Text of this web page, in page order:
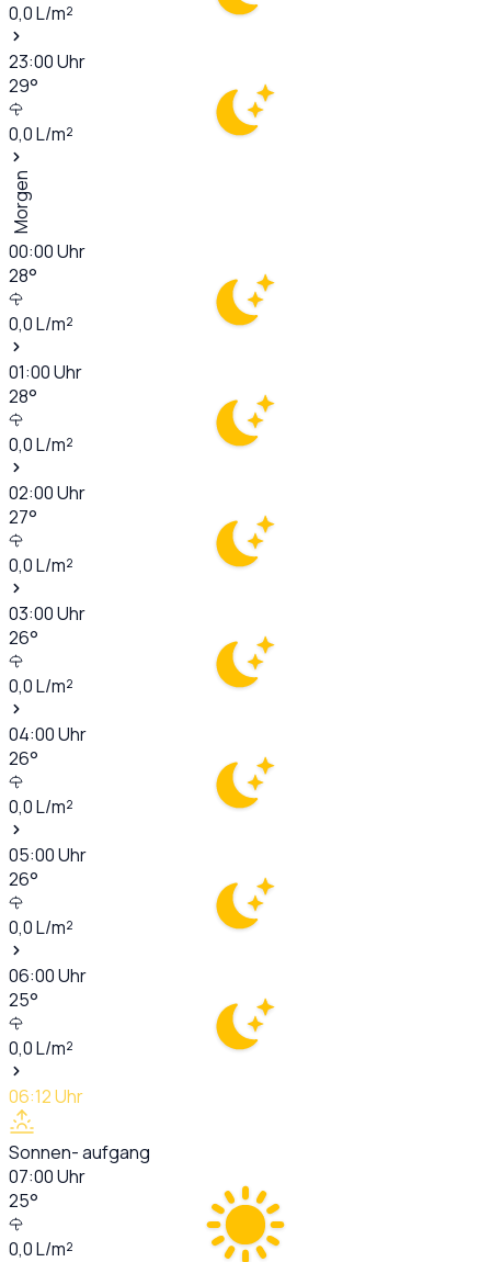
0,0L/m²
23:00Uhr
29°
0,0L/m²
Morgen
00:00Uhr
28°
0,0L/m²
01:00Uhr
28°
0,0L/m²
02:00Uhr
27°
0,0L/m²
03:00Uhr
26°
0,0L/m²
04:00Uhr
26°
0,0L/m²
05:00Uhr
26°
0,0L/m²
06:00Uhr
25°
0,0L/m²
06:12Uhr
Sonnen- aufgang
07:00Uhr
25°
0,0L/m²